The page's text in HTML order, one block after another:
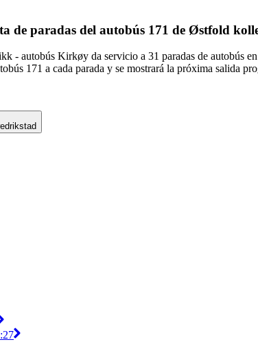
de paradas del autobús 171 de Østfold
- autobús Kirkøy da servicio a 31 paradas de autobús
171 a cada parada y se mostrará la próxima salida